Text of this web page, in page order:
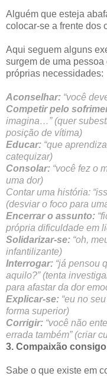
Alguém que esteja
colocar-se a frente dos
Aqui seguem alguns
surgem de uma
próprias necessidades:
Aconselhar: “você
Competir pelo
imagina…” (quer
posição de vítima)
Educar: “que
catequizar)
Consolar: “você fez o
uma dor)
Contar uma história:
(desviar o foco para
Encerrar o assunto:
própria dificuldade em
Solidarizar-se: “oh,
infantilizante)
Interrogar: “já pensou
aquilo?” (tenta
para afastar da dor
Explicar-se: “eu no
forma superior)
Corrigir: “você não
errada também” (criar
3. Compaixão
Sabe o que existe em